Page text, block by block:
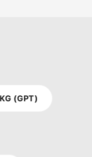
(GPT)